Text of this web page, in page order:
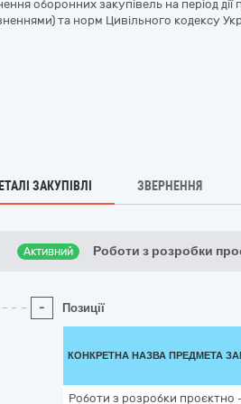
оборонних закупівель на період
та норм Цивільного кодексу
ЗАКУПІВЛІ ЗВЕРНЕННЯ
Активний Роботи з розробки
- Позиції
КОНКРЕТНА НАЗВА ПРЕДМЕТА
Роботи з розробки проєктно